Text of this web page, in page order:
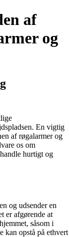
af
og
En vigtig
af røgalarmer og
os om
hurtigt og
og udsender en
er afgørende at
såsom i
kan opstå på ethvert